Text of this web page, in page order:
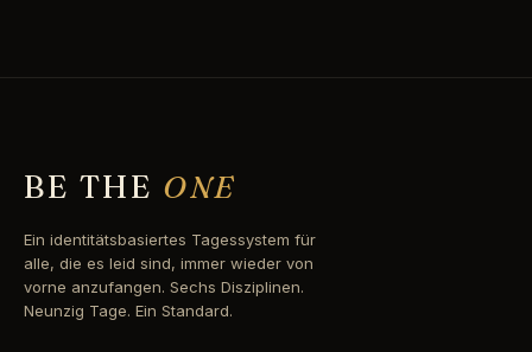
BE THE ONE
Ein identitätsbasiertes Tagessystem für
alle, die es leid sind, immer wieder von
vorne anzufangen. Sechs Disziplinen.
Neunzig Tage. Ein Standard.